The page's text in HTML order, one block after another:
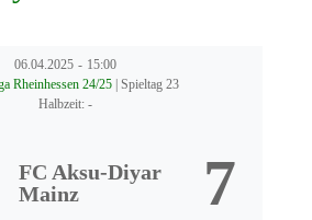
06.04.2025 - 15:00
Rheinhessen 24/25 | Spieltag 23
Halbzeit: -
FC Aksu-Diyar
Mainz
7